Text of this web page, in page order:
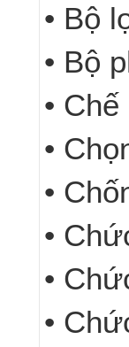
• Bộ
• Bộ
•
•
•
•
•
•